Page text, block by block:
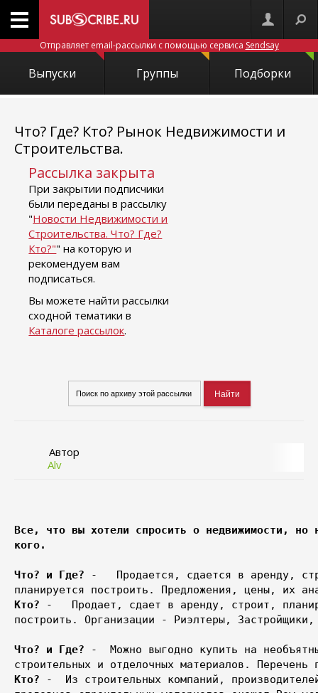
Отправляет email-рассылки с помощью сервиса Sendsay
Выпуски Группы Подборки
Что? Где? Кто? Рынок Недвижимости и
Строительства.
Рассылка закрыта
При закрытии подписчики
были переданы в рассылку
"Новости Недвижимости и
Строительства. Что? Где?
Кто?"" на которую и
рекомендуем вам
подписаться.
Вы можете найти рассылки
сходной тематики в
Каталоге рассылок.
Автор
Alv
Все, что вы хотели спросить о недвижимости,
кого.
Что? и Где? -   Продается, сдается в аренду,
Кто? -   Продает, сдает в аренду, строит,
построить. Организации - Риэлтеры,
Что? и Где? -  Можно выгодно купить на
Кто? -  Из строительных компаний,